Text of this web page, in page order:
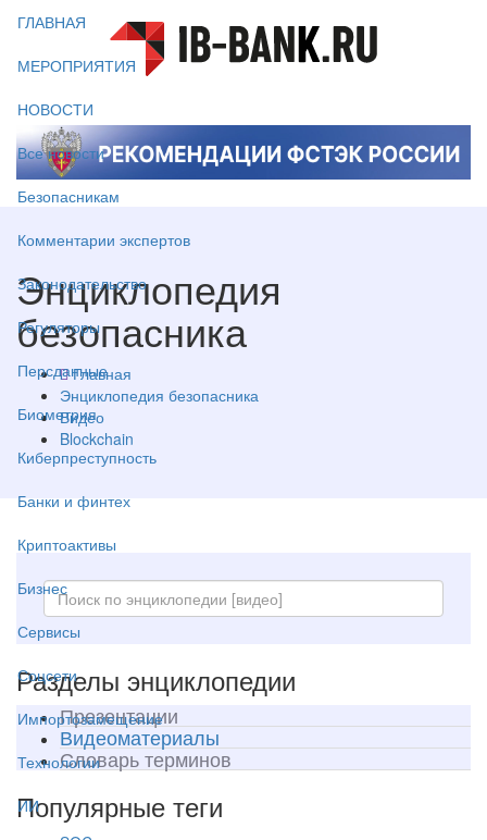
ГЛАВНАЯ
МЕРОПРИЯТИЯ
НОВОСТИ
Все новости
Безопасникам
Комментарии экспертов
Законодательство
Регуляторы
Персданные
Биометрия
Киберпреступность
Банки и финтех
Криптоактивы
Бизнес
Сервисы
Соцсети
Импортозамещение
Технологии
ИИ
Энциклопедия
безопасника
Главная
Энциклопедия безопасника
Видео
Blockchain
Разделы энциклопедии
Презентации
Видеоматериалы
Словарь терминов
Популярные теги